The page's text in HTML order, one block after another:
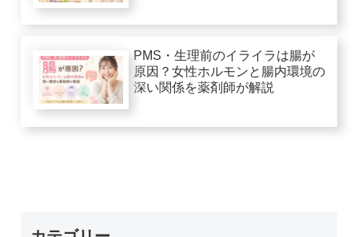
PMS・生理前のイライラは腸が
原因？女性ホルモンと腸内環境の
深い関係を薬剤師が解説